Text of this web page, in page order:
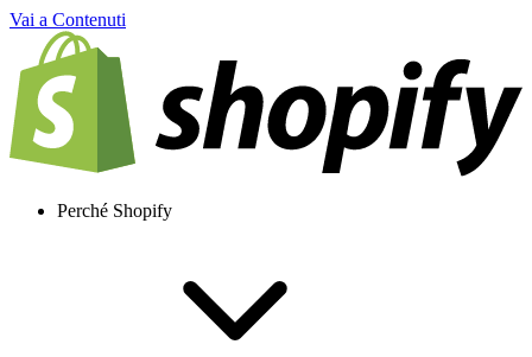
Vai a Contenuti
Perché Shopify